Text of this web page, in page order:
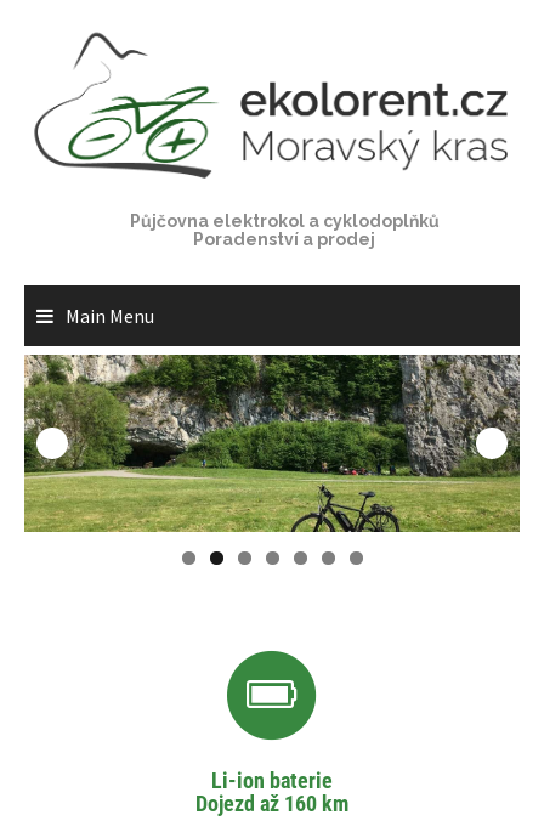
Půjčovna elektrokol a cyklodoplňků
Poradenství a prodej
Main Menu
Li-ion baterie
Dojezd až 160 km